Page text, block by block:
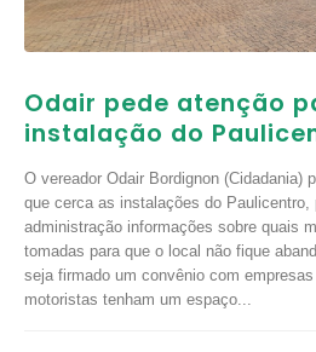
Odair pede atenção
instalação do
O vereador Odair Bordignon (Cidadania)
que cerca as instalações do
administração informações sobre quais
tomadas para que o local não fique
seja firmado um convênio com
motoristas tenham um espaço...